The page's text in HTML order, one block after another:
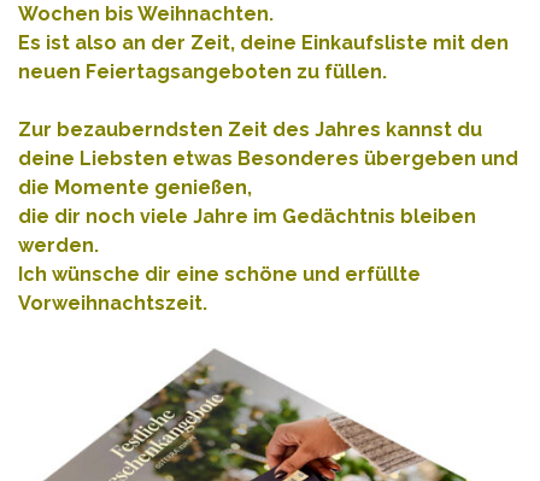
Wochen bis Weihnachten.
Es ist also an der Zeit, deine Einkaufsliste mit den
neuen Feiertagsangeboten zu füllen.
Zur bezauberndsten Zeit des Jahres kannst du
deine Liebsten etwas Besonderes übergeben und
die Momente genießen,
die dir noch viele Jahre im Gedächtnis bleiben
werden.
Ich wünsche dir eine schöne und erfüllte
Vorweihnachtszeit.